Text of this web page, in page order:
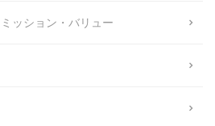
ッション・バリュー